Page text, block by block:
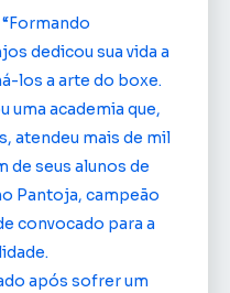
dedicou sua vida a
los a arte do boxe.
uma academia que,
atendeu mais de mil
de seus alunos de
Pantoja, campeão
convocado para a
após sofrer um